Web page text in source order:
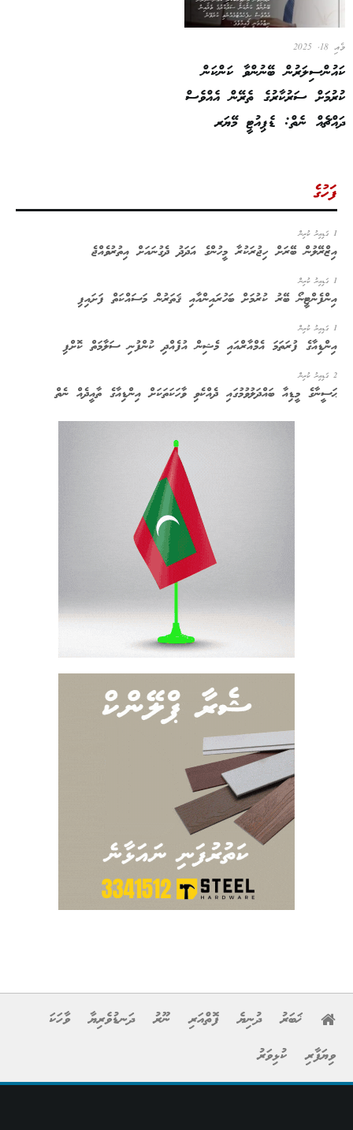
މެއި 18, 2025
ކައުންސިލަރުން ބޭނުންވާ ކަންކަން
ކުރުމަށް ސަރުކާރުގެ ތެރޭން އެއްވެސް
ދައްޗެއް ނެތް: ޑެޕިއުޓީ މޭޔަރ
ފަހުގެ
1 ގަޑިއިރު ކުރިން
އިޒްރޭލުން ބޭރަށް ހިޖުރަކުރާ މީހުންގެ އަދަދު ދެގުނައަށް އިތުރުވެއްޖެ
1 ގަޑިއިރު ކުރިން
އިންފެންޓީނޯ ބޭރު ކުރުމަށް ބަހުރައިންއާއި ޤަތަރުން މަސައްކަތް ފަށައިފި
1 ގަޑިއިރު ކުރިން
އިންޑިއާގެ ފުރަތަމަ އެމްއާރްއައި މެޝިން އުފެއްދި ކުންފުނި ސަލާމަތް ކޮށްފި
2 ގަޑިއިރު ކުރިން
ޙަސީނާގެ މީޑިއާ ބައްދަލުވުމުގައި ދެއްކެވި ވާހަކަތަކަށް އިންޑިއާގެ ތާއީދެއް ނެތް
ޚަބަރު ދުނިޔެ ފޮތްއަރި ނޫރު ދަނޑުވެރިޔާ
ވާހަކަ
ވިޔަފާރި
ކުޅިވަރު